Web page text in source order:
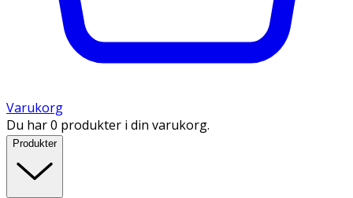
Varukorg
Du har 0 produkter i din varukorg.
Produkter